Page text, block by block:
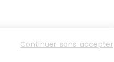
Continuer sans accepter